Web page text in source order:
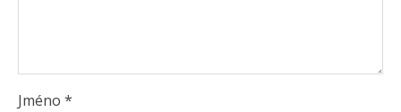
Jméno *